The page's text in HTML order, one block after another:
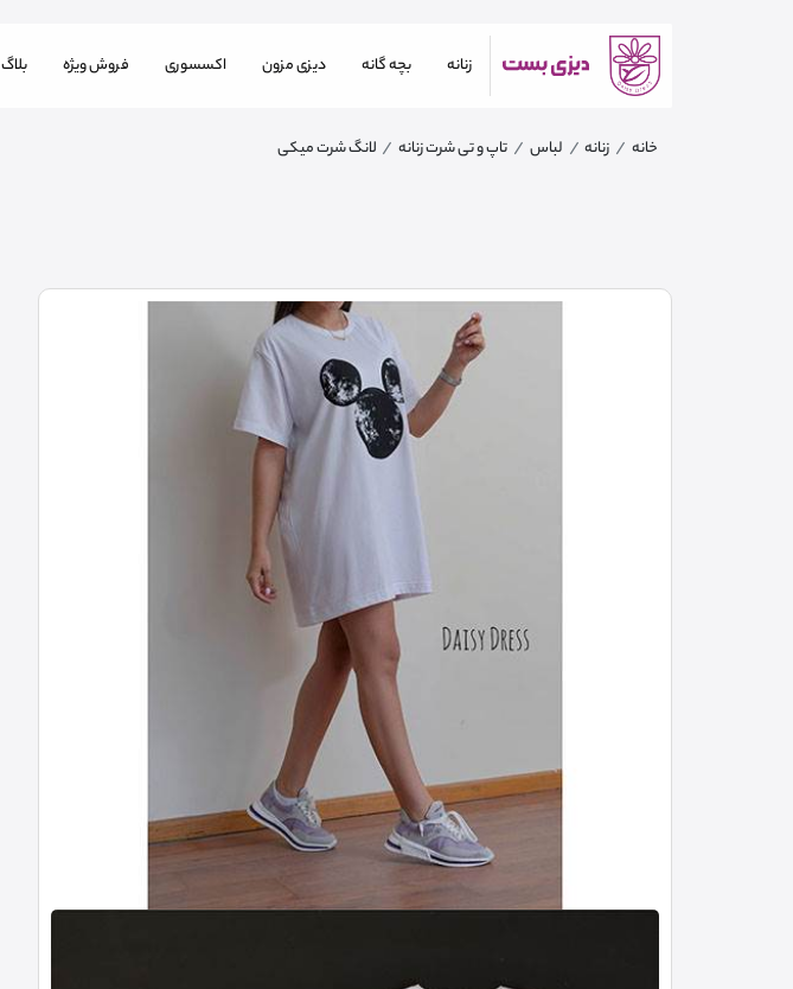
زنانه بچه گانه دیزی مزون اکسسوری فروش ویژه بلاگ
خانه زنانه لباس تاپ و تی شرت زنانه لانگ شرت میکی